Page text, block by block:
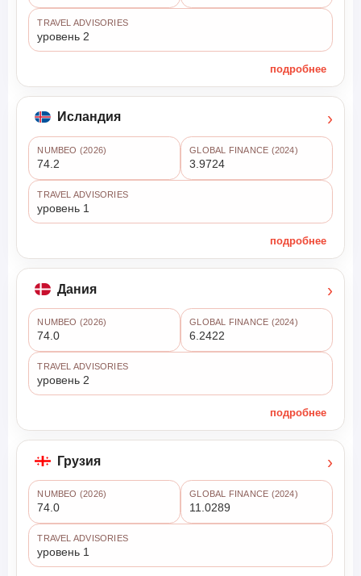
TRAVEL ADVISORIES
уровень 2
подробнее
Исландия ›
NUMBEO (2026)
74.2
GLOBAL FINANCE (2024)
3.9724
TRAVEL ADVISORIES
уровень 1
подробнее
Дания ›
NUMBEO (2026)
74.0
GLOBAL FINANCE (2024)
6.2422
TRAVEL ADVISORIES
уровень 2
подробнее
Грузия ›
NUMBEO (2026)
74.0
GLOBAL FINANCE (2024)
11.0289
TRAVEL ADVISORIES
уровень 1